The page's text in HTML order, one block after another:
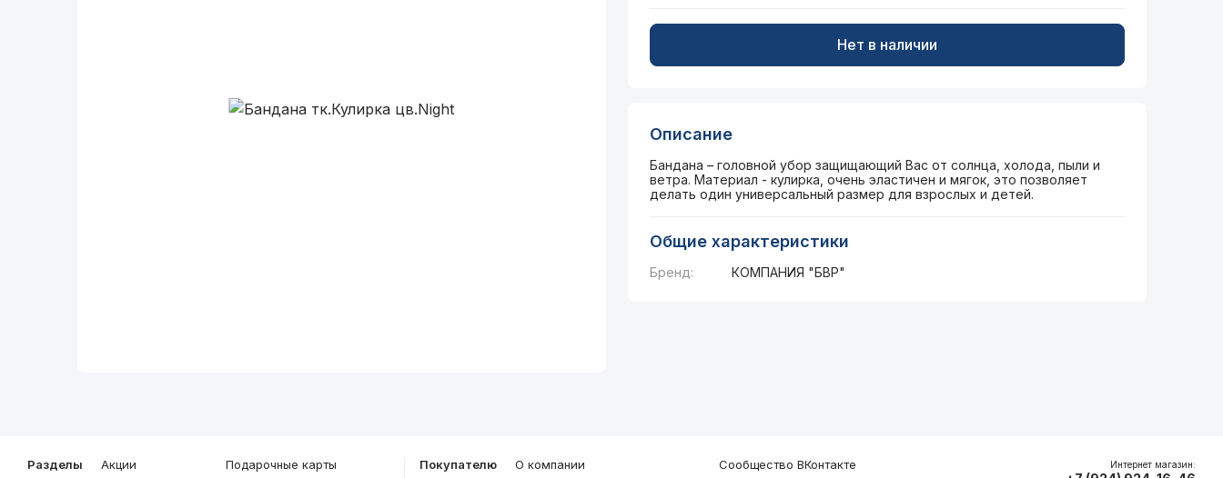
Нет в наличии
Описание
Бандана – головной убор защищающий Вас от солнца, холода, пыли и
ветра. Материал - кулирка, очень эластичен и мягок, это позволяет
делать один универсальный размер для взрослых и детей.
Общие характеристики
Бренд: КОМПАНИЯ "БВР"
Разделы Акции Подарочные карты Покупателю О компании Сообщество ВКонтакте Интернет магазин: